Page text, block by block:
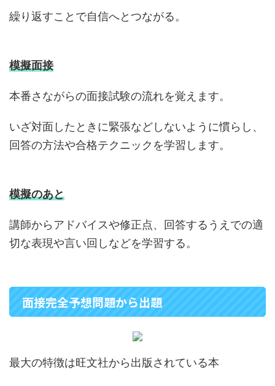
繰り返すことで自信へとつながる。
模擬面接
本番さながらの面接試験の流れを覚えます。
いざ対面したときに緊張などしないように慣らし、
回答の方法や合格テクニックを学習します。
模擬のあと
講師からアドバイスや修正点、回答するうえでの適
切な表現や言い回しなどを学習する。
面接完全予想問題から出題
最大の特徴は旺文社から出版されている本